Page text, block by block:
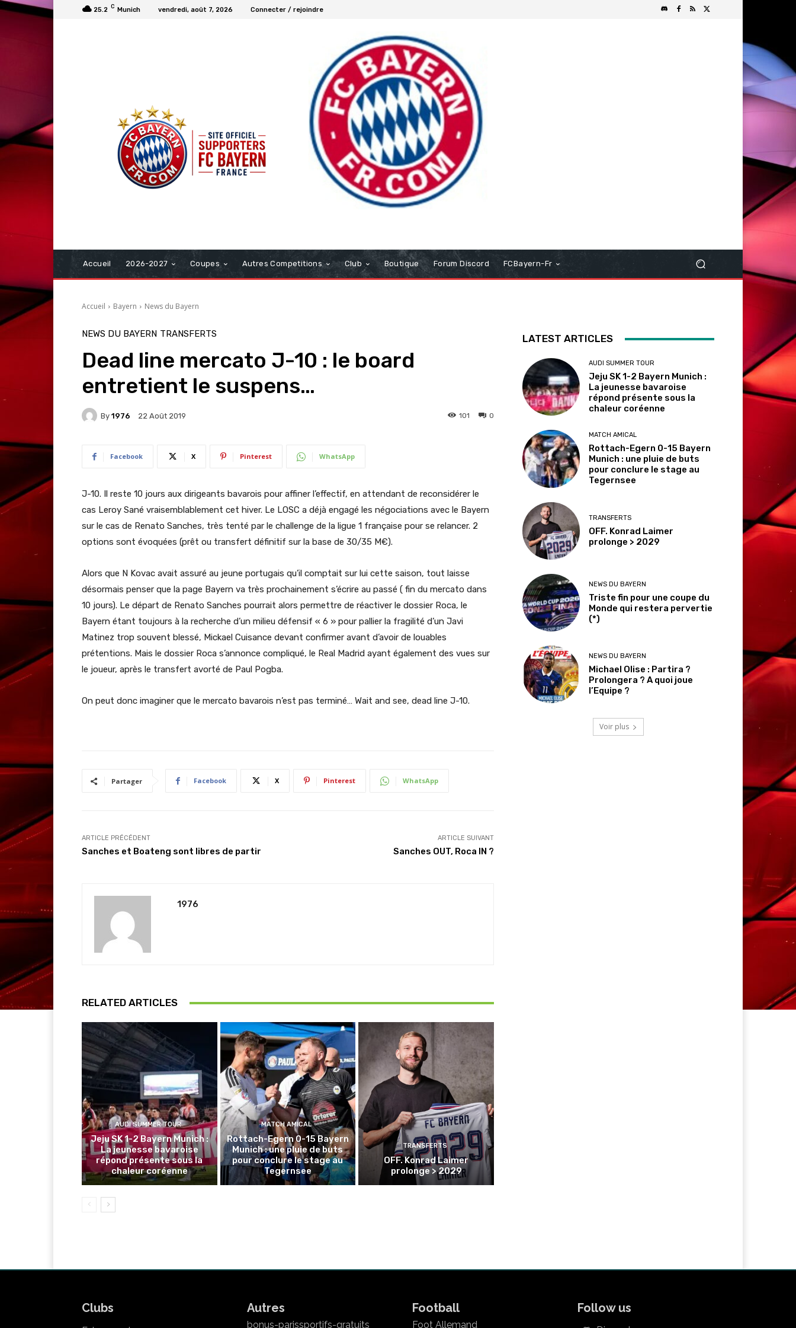
25.2 C Munich vendredi, août 7, 2026 Connecter / rejoindre
Accueil 2026-2027 Coupes Autres Competitions Club Boutique Forum Discord FCBayern-Fr
Accueil Bayern News du Bayern
NEWS DU BAYERN TRANSFERTS
Dead line mercato J-10 : le board
entretient le suspens…
By 1976 22 Août 2019 0
101
Facebook X Pinterest WhatsApp
J-10. Il reste 10 jours aux dirigeants bavarois pour affiner l’effectif, en attendant de reconsidérer le
cas Leroy Sané vraisemblablement cet hiver. Le LOSC a déjà engagé les négociations avec le Bayern
sur le cas de Renato Sanches, très tenté par le challenge de la ligue 1 française pour se relancer. 2
options sont évoquées (prêt ou transfert définitif sur la base de 30/35 M€).
Alors que N Kovac avait assuré au jeune portugais qu’il comptait sur lui cette saison, tout laisse
désormais penser que la page Bayern va très prochainement s’écrire au passé ( fin du mercato dans
10 jours). Le départ de Renato Sanches pourrait alors permettre de réactiver le dossier Roca, le
Bayern étant toujours à la recherche d’un milieu défensif « 6 » pour pallier la fragilité d’un Javi
Matinez trop souvent blessé, Mickael Cuisance devant confirmer avant d’avoir de louables
prétentions. Mais le dossier Roca s’annonce compliqué, le Real Madrid ayant également des vues sur
le joueur, après le transfert avorté de Paul Pogba.
On peut donc imaginer que le mercato bavarois n’est pas terminé… Wait and see, dead line J-10.
Partager Facebook X Pinterest WhatsApp
ARTICLE PRÉCÉDENT
Sanches et Boateng sont libres de partir
ARTICLE SUIVANT
Sanches OUT, Roca IN ?
1976
RELATED ARTICLES
AUDI SUMMER TOUR
Jeju SK 1-2 Bayern Munich :
La jeunesse bavaroise
répond présente sous la
chaleur coréenne
MATCH AMICAL
Rottach-Egern 0-15 Bayern
Munich : une pluie de buts
pour conclure le stage au
Tegernsee
TRANSFERTS
OFF. Konrad Laimer
prolonge > 2029
LATEST ARTICLES
AUDI SUMMER TOUR
Jeju SK 1-2 Bayern Munich :
La jeunesse bavaroise
répond présente sous la
chaleur coréenne
MATCH AMICAL
Rottach-Egern 0-15 Bayern
Munich : une pluie de buts
pour conclure le stage au
Tegernsee
TRANSFERTS
OFF. Konrad Laimer
prolonge > 2029
NEWS DU BAYERN
Triste fin pour une coupe du
Monde qui restera pervertie
(*)
NEWS DU BAYERN
Michael Olise : Partira ?
Prolongera ? A quoi joue
l’Equipe ?
Voir plus
Clubs Autres
bonus-parissportifs-gratuits
Football
Foot Allemand
Follow us